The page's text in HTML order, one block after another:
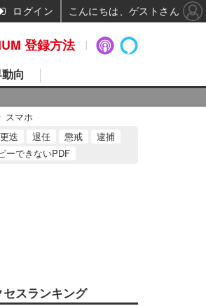
向
スマホ
更迭 退任 懲戒
逮捕
ーできないPDF
セスランキング
登録方法
ログイン こんにちは、ゲストさん